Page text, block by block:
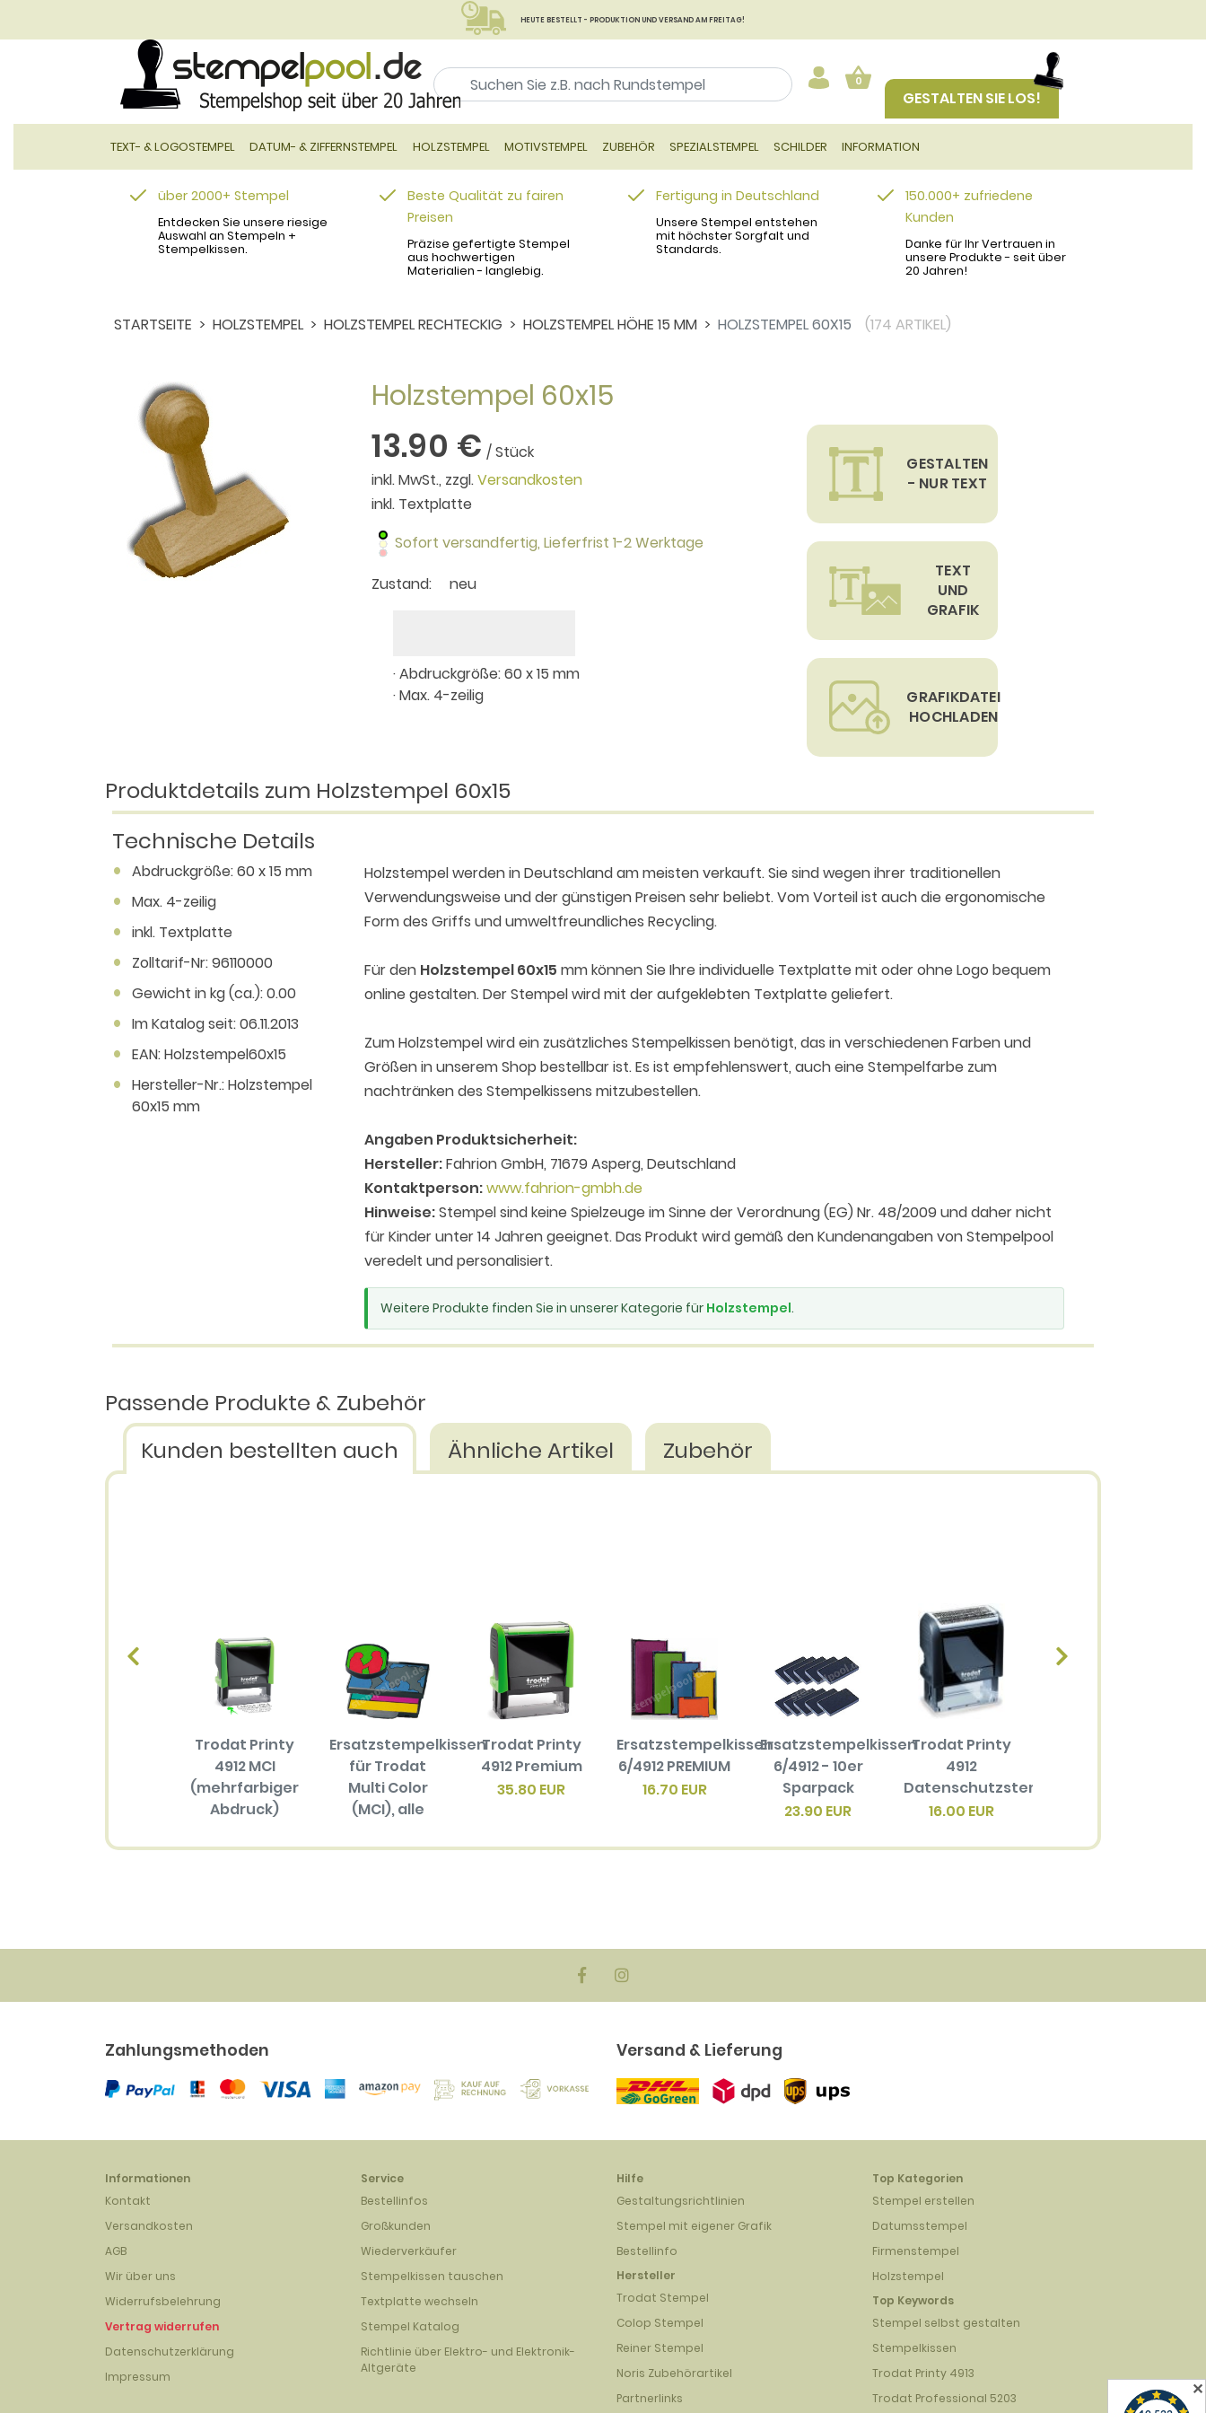
HEUTE BESTELLT - PRODUKTION UND VERSAND AM FREITAG!
0
GESTALTEN SIE LOS!
TEXT- & LOGOSTEMPEL DATUM- & ZIFFERNSTEMPEL HOLZSTEMPEL MOTIVSTEMPEL ZUBEHÖR SPEZIALSTEMPEL SCHILDER INFORMATION
über 2000+ Stempel
Entdecken Sie unsere riesige
Auswahl an Stempeln +
Stempelkissen.
Beste Qualität zu fairen
Preisen
Präzise gefertigte Stempel
aus hochwertigen
Materialien - langlebig.
Fertigung in Deutschland
Unsere Stempel entstehen
mit höchster Sorgfalt und
Standards.
150.000+ zufriedene
Kunden
Danke für Ihr Vertrauen in
unsere Produkte - seit über
20 Jahren!
STARTSEITE HOLZSTEMPEL HOLZSTEMPEL RECHTECKIG HOLZSTEMPEL HÖHE 15 MM HOLZSTEMPEL 60X15 (174 ARTIKEL)
Holzstempel 60x15
13.90 € / Stück
inkl. MwSt., zzgl.Versandkosten
inkl. Textplatte
Sofort versandfertig, Lieferfrist 1-2 Werktage
Zustand:
neu
· Abdruckgröße: 60 x 15 mm
· Max. 4-zeilig
GESTALTEN
- NUR TEXT
TEXT
UND
GRAFIK
GRAFIKDATEI
HOCHLADEN
Produktdetails zum Holzstempel 60x15
Technische Details
Abdruckgröße: 60 x 15 mm
Max. 4-zeilig
inkl. Textplatte
Zolltarif-Nr: 96110000
Gewicht in kg (ca.): 0.00
Im Katalog seit: 06.11.2013
EAN: Holzstempel60x15
Hersteller-Nr.: Holzstempel
60x15 mm
Holzstempel werden in Deutschland am meisten verkauft. Sie sind wegen ihrer traditionellen
Verwendungsweise und der günstigen Preisen sehr beliebt. Vom Vorteil ist auch die ergonomische
Form des Griffs und umweltfreundliches Recycling.
Für den Holzstempel 60x15 mm können Sie Ihre individuelle Textplatte mit oder ohne Logo bequem
online gestalten. Der Stempel wird mit der aufgeklebten Textplatte geliefert.
Zum Holzstempel wird ein zusätzliches Stempelkissen benötigt, das in verschiedenen Farben und
Größen in unserem Shop bestellbar ist. Es ist empfehlenswert, auch eine Stempelfarbe zum
nachtränken des Stempelkissens mitzubestellen.
Angaben Produktsicherheit:
Hersteller:Fahrion GmbH, 71679 Asperg, Deutschland
Kontaktperson:www.fahrion-gmbh.de
Hinweise:Stempel sind keine Spielzeuge im Sinne der Verordnung (EG) Nr. 48/2009 und daher nicht
für Kinder unter 14 Jahren geeignet. Das Produkt wird gemäß den Kundenangaben von Stempelpool
veredelt und personalisiert.
Weitere Produkte finden Sie in unserer Kategorie für Holzstempel.
Passende Produkte & Zubehör
Kunden bestellten auch
Ähnliche Artikel Zubehör
Trodat Printy
4912 MCI
(mehrfarbiger
Abdruck)
Ersatzstempelkissen
für Trodat
Multi Color
(MCI), alle
(mehrfarbiger
Trodat Printy
4912 Premium
35.80 EUR
Ersatzstempelkissen
6/4912 PREMIUM
16.70 EUR
Ersatzstempelkissen
6/4912 - 10er
Sparpack
23.90 EUR
Trodat Printy
4912
Datenschutzstempel
16.00 EUR
Zahlungsmethoden Versand & Lieferung
Informationen
Kontakt
Versandkosten
AGB
Wir über uns
Widerrufsbelehrung
Vertrag widerrufen
Datenschutzerklärung
Impressum
Service
Bestellinfos
Großkunden
Wiederverkäufer
Stempelkissen tauschen
Textplatte wechseln
Stempel Katalog
Richtlinie über Elektro- und Elektronik-
Altgeräte
Hilfe
Gestaltungsrichtlinien
Stempel mit eigener Grafik
Bestellinfo
Hersteller
Trodat Stempel
Colop Stempel
Reiner Stempel
Noris Zubehörartikel
Partnerlinks
Top Kategorien
Stempel erstellen
Datumsstempel
Firmenstempel
Holzstempel
Top Keywords
Stempel selbst gestalten
Stempelkissen
Trodat Printy 4913
Trodat Professional 5203
✕